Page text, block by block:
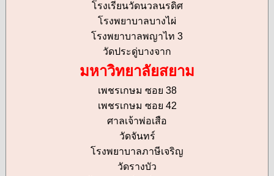
โรงเรียนวัดนวลนรดิศ
โรงพยาบาลบางไผ่
โรงพยาบาลพญาไท 3
วัดประดู่บางจาก
มหาวิทยาลัยสยาม
เพชรเกษม ซอย 38
เพชรเกษม ซอย 42
ศาลเจ้าพ่อเสือ
วัดจันทร์
โรงพยาบาลภาษีเจริญ
วัดรางบัว